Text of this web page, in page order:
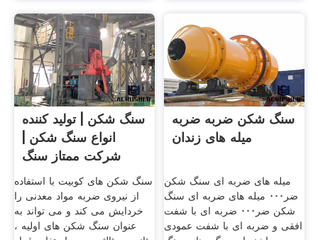
سنگ شکن | تولید کننده
انواع سنگ شکن |
شرکت ممتاز سنگ
شکن
سنگ شکن های کوبیت با استفاده
از نیروی ضربه مواد معدنی را
خردایش می کند و می تواند به
عنوان سنگ شکن های اولیه ،
سنگ شکن ضربه ضربه
میله های زندان
میله های ضربه ای سنگ شکن
ضر･･･ میله های ضربه ای سنگ
شکن ضر･･･ ضربه ای با شفت
افقی و ضربه ای با شفت عمودی